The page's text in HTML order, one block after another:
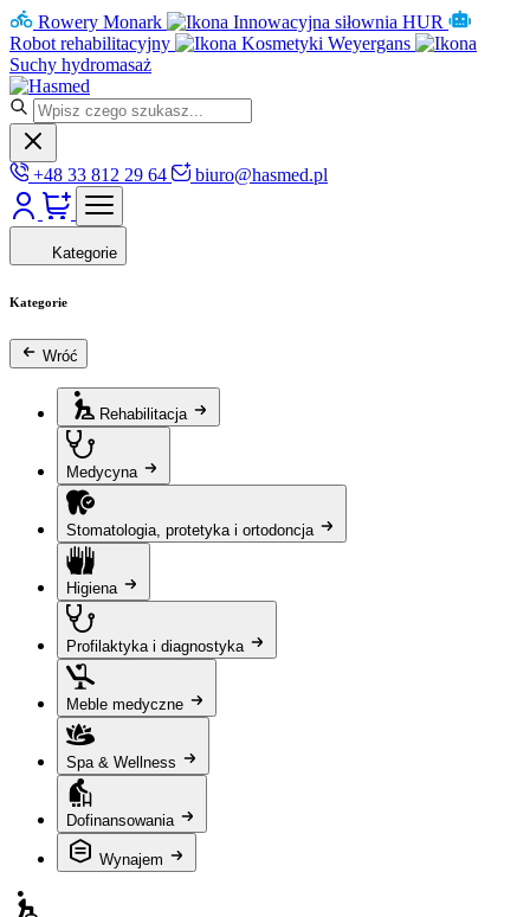
Rowery Monark
Innowacyjna siłownia HUR
Robot rehabilitacyjny
Kosmetyki Weyergans
Suchy hydromasaż
+48 33 812 29 64 biuro@hasmed.pl
Kategorie
Kategorie
Wróć
Rehabilitacja
Medycyna
Stomatologia, protetyka i ortodoncja
Higiena
Profilaktyka i diagnostyka
Meble medyczne
Spa & Wellness
Dofinansowania
Wynajem